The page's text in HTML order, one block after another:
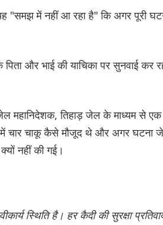
"समझ में नहीं आ रहा है" कि अगर पूरी
और भाई की याचिका पर सुनवाई कर
महानिदेशक, तिहाड़ जेल के माध्यम से एक
चार चाकू कैसे मौजूद थे और अगर घटना
क्यों नहीं की गई।
स्थिति है। हर कैदी की सुरक्षा